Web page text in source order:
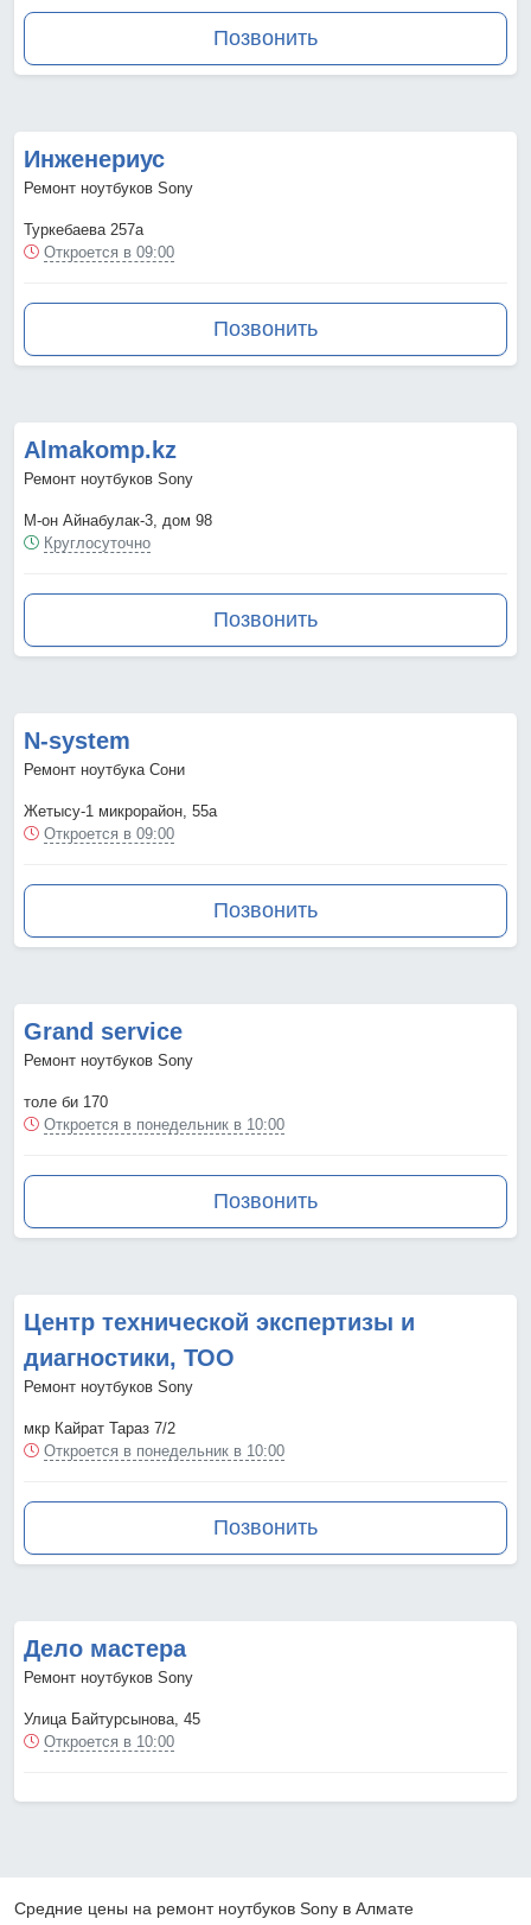
Позвонить
Инженериус
Ремонт ноутбуков Sony
Туркебаева 257a
Откроется в 09:00
Позвонить
Almakomp.kz
Ремонт ноутбуков Sony
М-он Айнабулак-3, дом 98
Круглосуточно
Позвонить
N-system
Ремонт ноутбука Сони
Жетысу-1 микрорайон, 55а
Откроется в 09:00
Позвонить
Grand service
Ремонт ноутбуков Sony
толе би 170
Откроется в понедельник в 10:00
Позвонить
Центр технической экспертизы и
диагностики, ТОО
Ремонт ноутбуков Sony
мкр Кайрат Тараз 7/2
Откроется в понедельник в 10:00
Позвонить
Дело мастера
Ремонт ноутбуков Sony
Улица Байтурсынова, 45
Откроется в 10:00
Средние цены на ремонт ноутбуков Sony в Алмате